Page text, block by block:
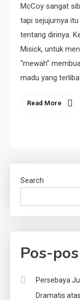
McCoy sangat
tapi sejujurnya
tentang dirinya.
Misick, untuk
“mewah”
madu yang
Read More
Search
Pos-
Persebaya
Dramatis